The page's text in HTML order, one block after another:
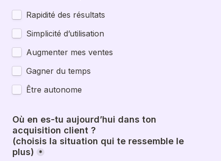
Rapidité des résultats
Simplicité d’utilisation
Augmenter mes ventes
Gagner du temps
Être autonome
Où en es-tu aujourd’hui dans ton
acquisition client ?
(choisis la situation qui te ressemble le
plus)
*